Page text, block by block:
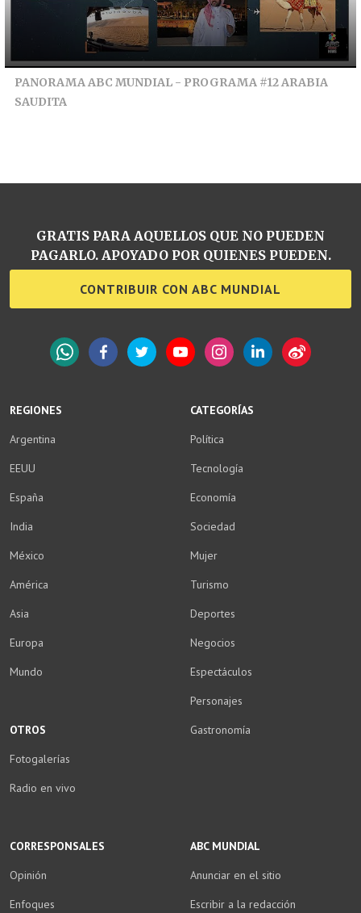
PANORAMA ABC MUNDIAL - PROGRAMA #12 ARABIA
SAUDITA
REGIONES
Argentina
EEUU
España
India
México
América
Asia
Europa
Mundo
CATEGORÍAS
Política
Tecnología
Economía
Sociedad
Mujer
Turismo
Deportes
Negocios
Espectáculos
Personajes
Gastronomía
CORRESPONSALES
Opinión
Enfoques
OTROS
Fotogalerías
Radio en vivo
ABC MUNDIAL
Anunciar en el sitio
Escribir a la redacción
GRATIS PARA AQUELLOS QUE NO PUEDEN
PAGARLO. APOYADO POR QUIENES PUEDEN.
CONTRIBUIR CON ABC MUNDIAL